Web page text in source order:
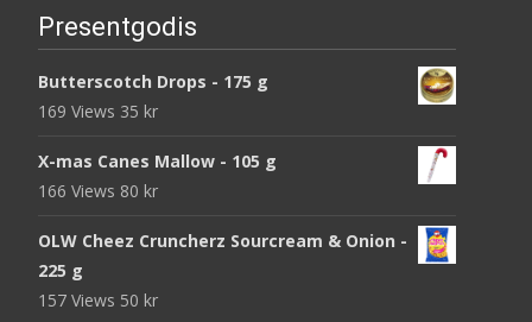
Presentgodis
Butterscotch Drops - 175 g
169 Views 35 kr
X-mas Canes Mallow - 105 g
166 Views 80 kr
OLW Cheez Cruncherz Sourcream & Onion -
225 g
157 Views 50 kr